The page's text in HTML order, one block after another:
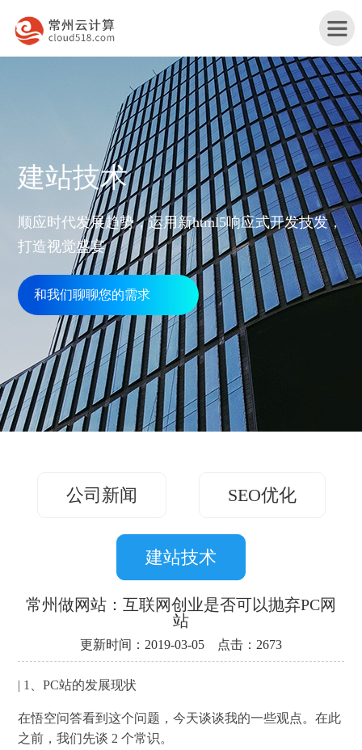
页
品
服
行
解
方
案
网
改
版
务
案
关
于
联
建站技术
顺应时代发展趋势，运用新html5响应式开发技发，
打造视觉盛宴
和我们聊聊您的需求
公司新闻 SEO优化
建站技术
常州做网站：互联网创业是否可以抛弃PC网
站
更新时间：2019-03-05 点击：2673
| 1、PC站的发展现状
在悟空问答看到这个问题，今天谈谈我的一些观点。在此
之前，我们先谈 2 个常识。